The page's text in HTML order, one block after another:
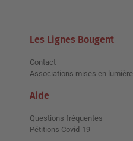
Les Lignes Bougent
Contact
Associations mises en lumière
Aide
Questions fréquentes
Pétitions Covid-19